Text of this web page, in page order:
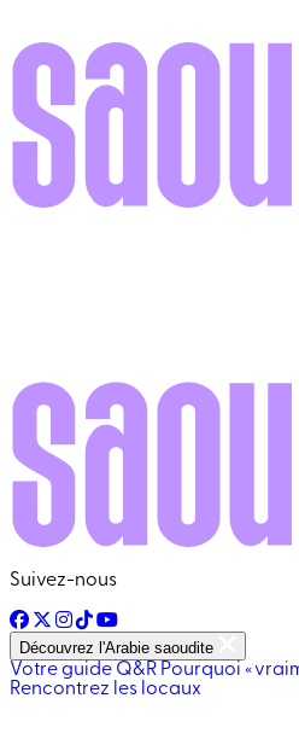
Suivez-nous
Découvrez l'Arabie saoudite
Votre guide Q&R Pourquoi «
Rencontrez les locaux